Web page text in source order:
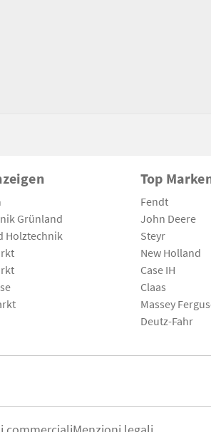
Grünland
Holztechnik
Top
Fendt
John Deere
Steyr
New Holland
Case IH
Claas
Massey
Deutz-Fahr